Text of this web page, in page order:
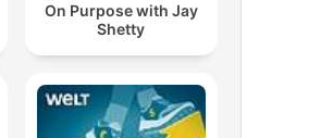
On Purpose with Jay
Shetty